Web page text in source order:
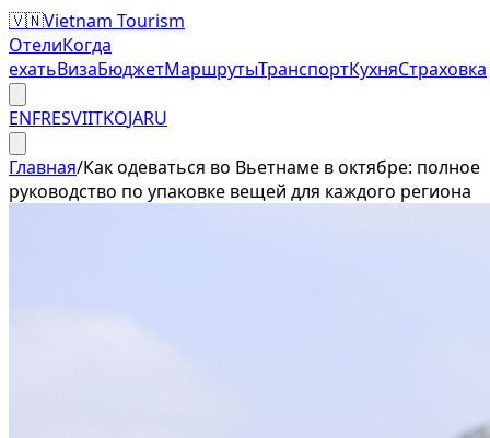
🇻🇳Vietnam Tourism
ОтелиКогда
ехатьВизаБюджетМаршрутыТранспортКухняСтраховка
ENFRESVIITKOJARU
Главная/Как одеваться во Вьетнаме в октябре: полное
руководство по упаковке вещей для каждого региона